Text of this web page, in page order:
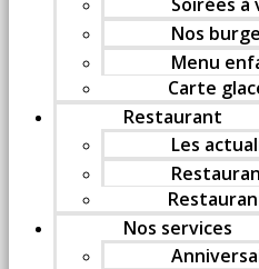
Nos
Menu
Carte
Restaurant
Les
Nos services